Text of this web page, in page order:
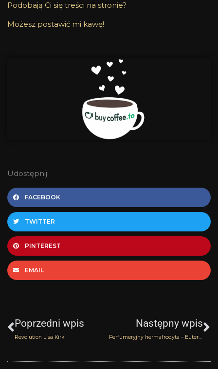
Podobają Ci się treści na stronie?
Możesz postawić mi kawę!
Udostępnij:
FACEBOOK
TWITTER
PINTEREST
EMAIL
Poprzedni wpis
Revolution Lisa Kirk
Następny wpis
Perfumeryjny hermafrodyta – Euterpe Herr von Eden